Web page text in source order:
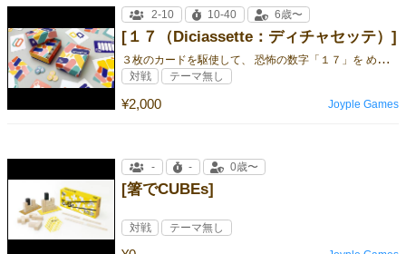
[１７（Diciassette：ディチャセッテ）]
３
枚のカードを駆使して、 恐怖の数字「１７」を めぐる駆け引きに 勝利しちャッテ！？
¥2,000
2-10 10-40 6歳〜
対戦 テーマ無し
Joyple Games
[箸でCUBEs]
- - 0歳〜
対戦 テーマ無し